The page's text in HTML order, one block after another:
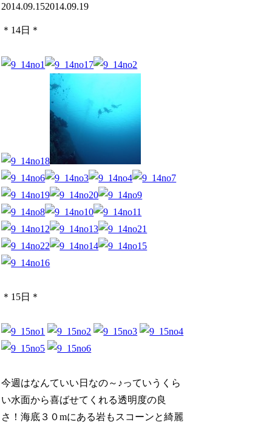
2014.09.152014.09.19
＊14日＊
＊15日＊
今週はなんていい日なの～♪っていうくら
い水面から喜ばせてくれる透明度の良
さ！海底３０mにある岩もスコーンと綺麗